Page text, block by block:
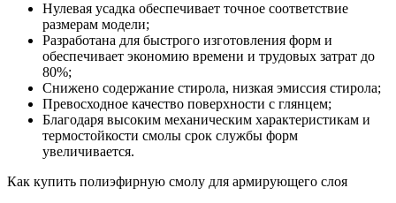
Нулевая усадка обеспечивает точное соответствие
размерам модели;
Разработана для быстрого изготовления форм и
обеспечивает экономию времени и трудовых затрат до
80%;
Снижено содержание стирола, низкая эмиссия стирола;
Превосходное качество поверхности с глянцем;
Благодаря высоким механическим характеристикам и
термостойкости смолы срок службы форм
увеличивается.
Как купить полиэфирную смолу для армирующего слоя